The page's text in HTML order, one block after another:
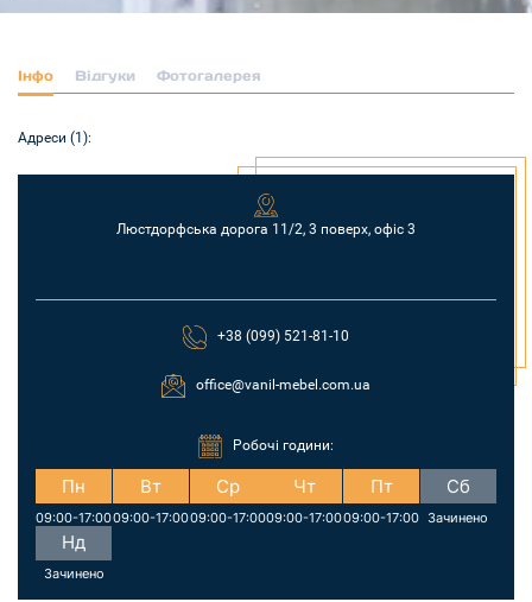
Інфо Відгуки Фотогалерея
Адреси (1):
Люстдорфська дорога 11/2, 3 поверх, офіс 3
+38 (099) 521-81-10
office@vanil-mebel.com.ua
Робочі години:
Пн
09:00-17:00
Вт
09:00-17:00
Ср
09:00-17:00
Чт
09:00-17:00
Пт
09:00-17:00
Сб
Зачинено
Нд
Зачинено